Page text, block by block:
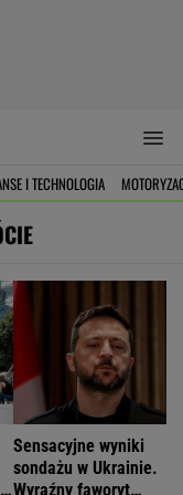
I TECHNOLOGIA
Sensacyjne wyniki
sondażu w Ukrainie.
Wyraźny faworyt